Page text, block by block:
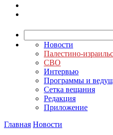
Новости
Палестино-
СВО
Интервью
Программы и
Сетка вещания
Редакция
Приложение
Главная Новости